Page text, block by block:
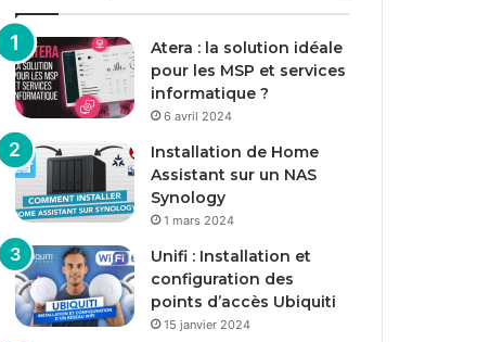
Atera : la solution idéale
pour les MSP et services
informatique ?
6 avril 2024
Installation de Home
Assistant sur un NAS
Synology
1 mars 2024
Unifi : Installation et
configuration des
points d’accès Ubiquiti
15 janvier 2024